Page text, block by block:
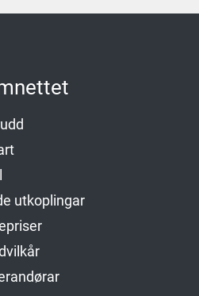
utkoplingar